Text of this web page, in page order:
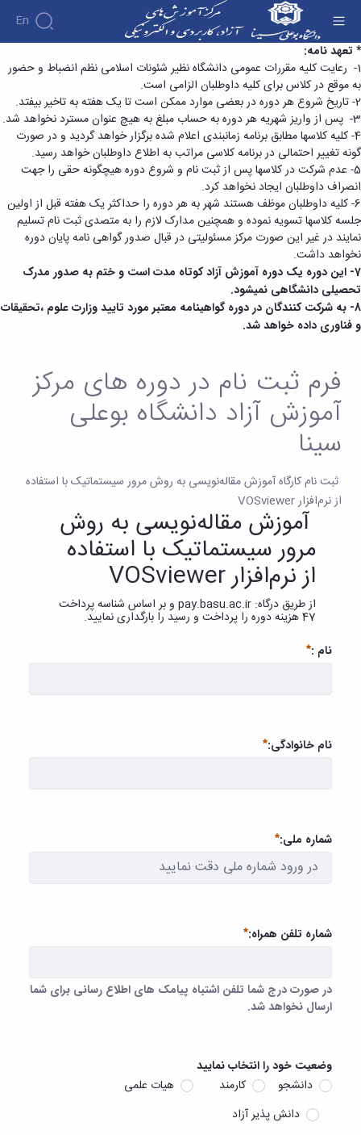
En
فرم ثبت نام در دوره های آزاد (ویژه دانشپذیر) -
آموزش‌های آزاد و الکترونیکی دانشگاه بوعلی سینا
* تعهد نامه:
1- رعایت کلیه مقررات عمومی دانشگاه نظیر شئونات اسلامی نظم انضباط و حضور
به موقع در کلاس برای کلیه داوطلبان الزامی است.
2- تاریخ شروع هر دوره در بعضی موارد ممکن است تا یک هفته به تاخیر بیفتد.
3- پس از واریز شهریه هر دوره به حساب مبلغ به هیچ عنوان مسترد نخواهد شد.
4- کلیه کلاسها مطابق برنامه زمانبندی اعلام شده برگزار خواهد گردید و در صورت
گونه تغییر احتمالی در برنامه کلاسی مراتب به اطلاع داوطلبان خواهد رسید.
5- عدم شرکت در کلاسها پس از ثبت نام و شروع دوره هیچگونه حقی را جهت
انصراف داوطلبان ایجاد نخواهد کرد.
6- کلیه داوطلبان موظف هستند شهر به هر دوره را حداکثر یک هفته قبل از اولین
جلسه کلاسها تسویه نموده و همچنین مدارک لازم را به متصدی ثبت نام تسلیم
نمایند در غیر این صورت مرکز مسئولیتی در قبال صدور گواهی نامه پایان دوره
نخواهد داشت.
7- این دوره یک دوره آموزش آزاد کوتاه مدت است و ختم به صدور مدرک
تحصیلی دانشگاهی نمیشود.
8- به شرکت کنندگان در دوره گواهینامه معتبر مورد تایید وزارت علوم ،تحقیقات
و فناوری داده خواهد شد.
فرم ثبت نام در دوره های مرکز
آموزش آزاد دانشگاه بوعلی
سینا
ثبت نام کارگاه آموزش مقاله‌نویسی به روش مرور سیستماتیک با استفاده
از نرم‌افزار VOSviewer
آموزش مقاله‌نویسی به روش
مرور سیستماتیک با استفاده
از نرم‌افزار VOSviewer
از طریق درگاه: pay.basu.ac.ir و بر اساس شناسه پرداخت
47 هزینه دوره را پرداخت و رسید را بارگداری نمایید.
نام :
نام خانوادگی:
شماره ملی:
شماره تلفن همراه:
در صورت درج شما تلفن اشتباه پیامک های اطلاع رسانی برای شما
ارسال نخواهد شد.
وضعیت خود را انتخاب نمایید
دانشجو کارمند
هیات علمی
دانش پذیر آزاد